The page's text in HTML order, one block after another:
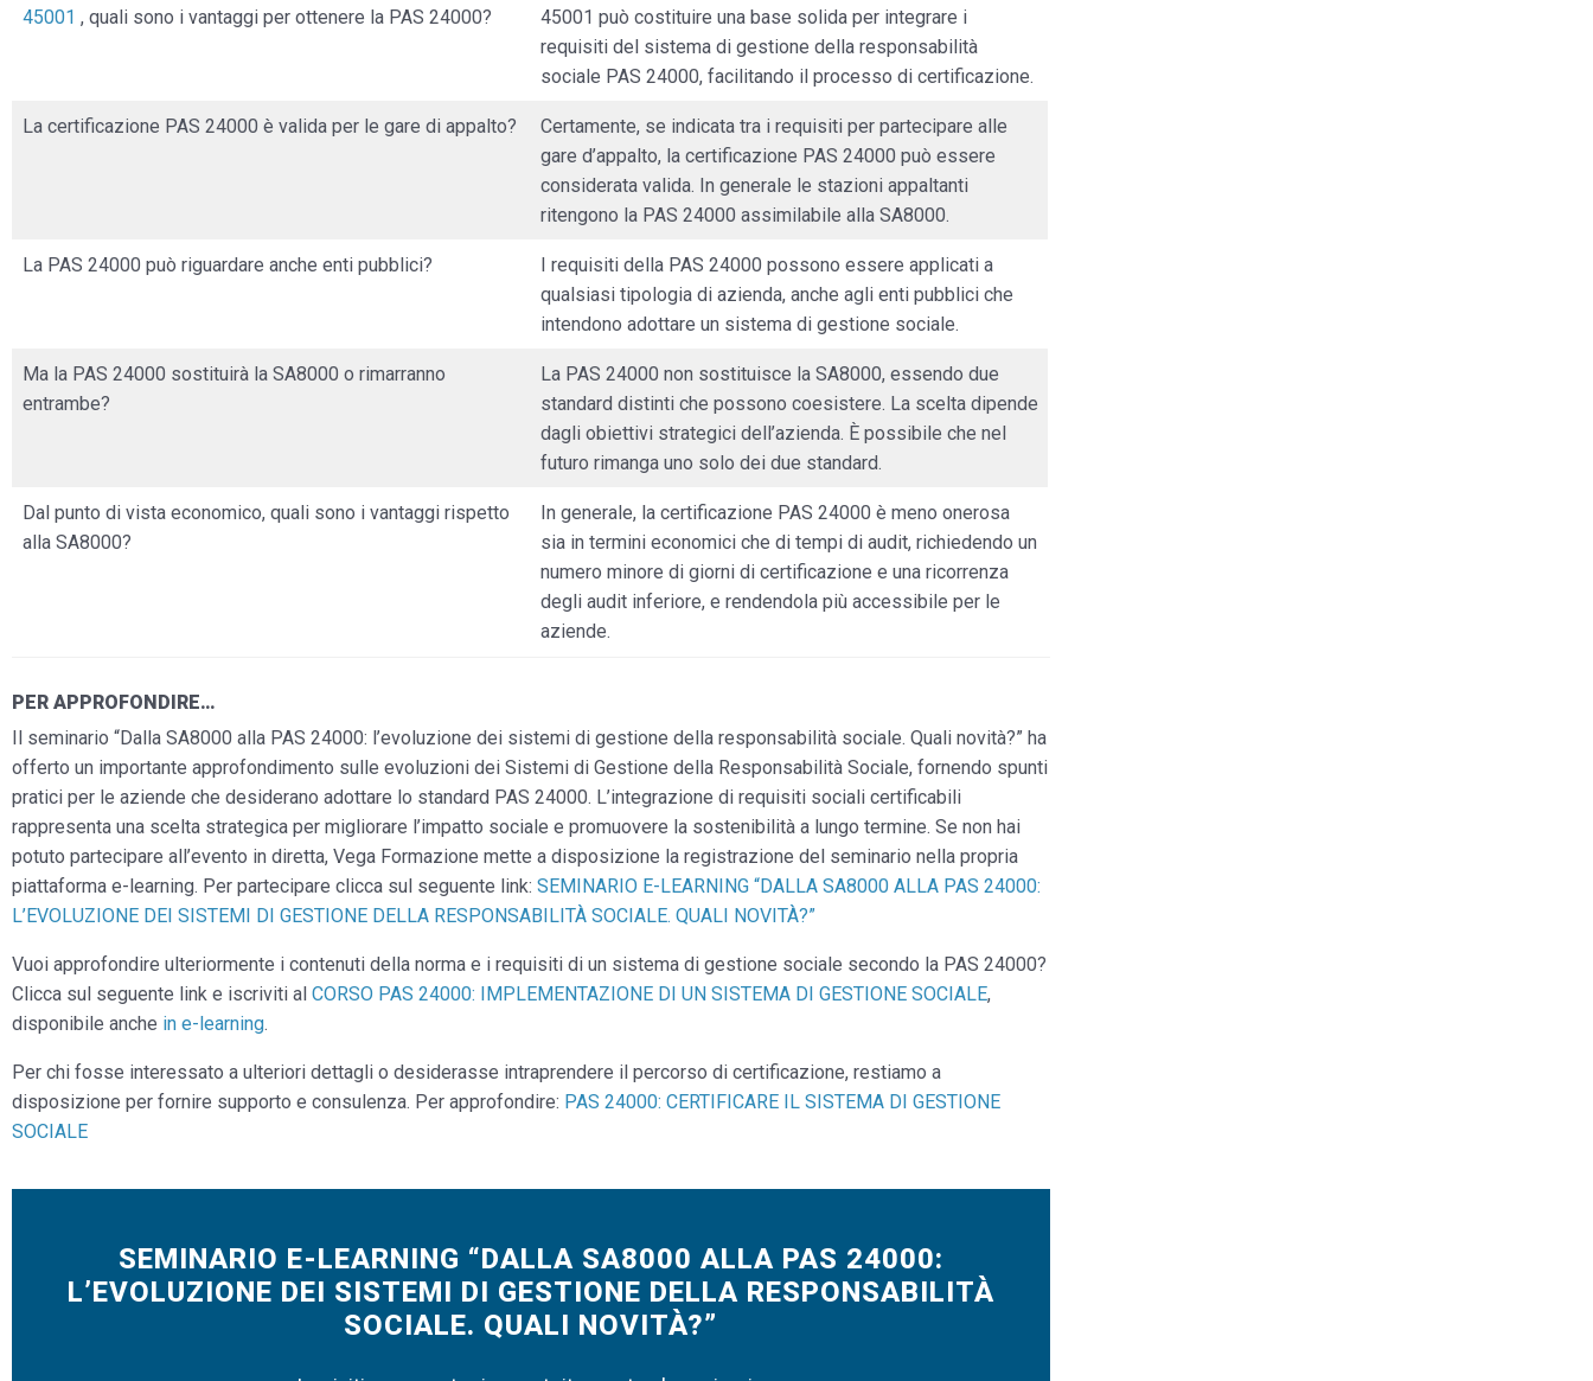
45001 , quali sono i vantaggi per ottenere la PAS 24000?
45001 può costituire una base solida per integrare i
requisiti del sistema di gestione della responsabilità
sociale PAS 24000, facilitando il processo di certificazione.
La certificazione PAS 24000 è valida per le gare di appalto?
Certamente, se indicata tra i requisiti per partecipare alle
gare d’appalto, la certificazione PAS 24000 può essere
considerata valida. In generale le stazioni appaltanti
ritengono la PAS 24000 assimilabile alla SA8000.
La PAS 24000 può riguardare anche enti pubblici?
I requisiti della PAS 24000 possono essere applicati a
qualsiasi tipologia di azienda, anche agli enti pubblici che
intendono adottare un sistema di gestione sociale.
Ma la PAS 24000 sostituirà la SA8000 o rimarranno
entrambe?
La PAS 24000 non sostituisce la SA8000, essendo due
standard distinti che possono coesistere. La scelta dipende
dagli obiettivi strategici dell’azienda. È possibile che nel
futuro rimanga uno solo dei due standard.
Dal punto di vista economico, quali sono i vantaggi rispetto
alla SA8000?
In generale, la certificazione PAS 24000 è meno onerosa
sia in termini economici che di tempi di audit, richiedendo un
numero minore di giorni di certificazione e una ricorrenza
degli audit inferiore, e rendendola più accessibile per le
aziende.
PER APPROFONDIRE…
Il seminario “Dalla SA8000 alla PAS 24000: l’evoluzione dei sistemi di gestione della responsabilità sociale. Quali novità?” ha
offerto un importante approfondimento sulle evoluzioni dei Sistemi di Gestione della Responsabilità Sociale, fornendo spunti
pratici per le aziende che desiderano adottare lo standard PAS 24000. L’integrazione di requisiti sociali certificabili
rappresenta una scelta strategica per migliorare l’impatto sociale e promuovere la sostenibilità a lungo termine. Se non hai
potuto partecipare all’evento in diretta, Vega Formazione mette a disposizione la registrazione del seminario nella propria
piattaforma e-learning. Per partecipare clicca sul seguente link: SEMINARIO E-LEARNING “DALLA SA8000 ALLA PAS 24000:
L’EVOLUZIONE DEI SISTEMI DI GESTIONE DELLA RESPONSABILITÀ SOCIALE. QUALI NOVITÀ?”
Vuoi approfondire ulteriormente i contenuti della norma e i requisiti di un sistema di gestione sociale secondo la PAS 24000?
Clicca sul seguente link e iscriviti al CORSO PAS 24000: IMPLEMENTAZIONE DI UN SISTEMA DI GESTIONE SOCIALE,
disponibile anche in e-learning.
Per chi fosse interessato a ulteriori dettagli o desiderasse intraprendere il percorso di certificazione, restiamo a
disposizione per fornire supporto e consulenza. Per approfondire: PAS 24000: CERTIFICARE IL SISTEMA DI GESTIONE
SOCIALE
SEMINARIO E-LEARNING “DALLA SA8000 ALLA PAS 24000:
L’EVOLUZIONE DEI SISTEMI DI GESTIONE DELLA RESPONSABILITÀ
SOCIALE. QUALI NOVITÀ?”